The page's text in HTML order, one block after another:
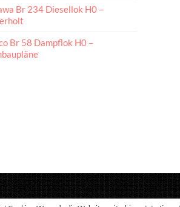
Br 234 Diesellok H0 –
Br 58 Dampflok H0 –